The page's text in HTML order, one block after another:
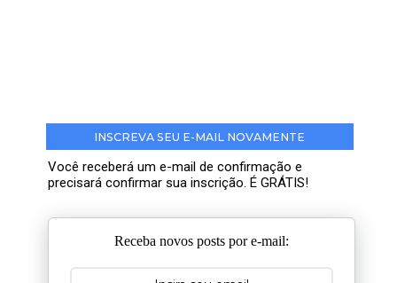
INSCREVA SEU E-MAIL NOVAMENTE
Você receberá um e-mail de confirmação e
precisará confirmar sua inscrição. É GRÁTIS!
Receba novos posts por e-mail: